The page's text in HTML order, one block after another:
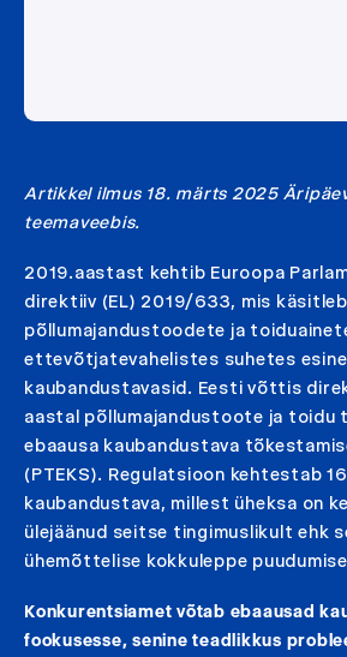
Artikkel ilmus 18. märts 2025
teemaveebis.
2019.aastast kehtib Euroopa
direktiiv (EL) 2019/633, mis käsitleb
põllumajandustoodete ja
ettevõtjatevahelistes suhetes
kaubandustavasid. Eesti võttis
aastal põllumajandustoote ja toidu
ebaausa kaubandustava
(PTEKS). Regulatsioon kehtestab
kaubandustava, millest üheksa on
ülejäänud seitse tingimuslikult ehk
ühemõttelise kokkuleppe
Konkurentsiamet võtab ebaausad
fookusesse, senine teadlikkus